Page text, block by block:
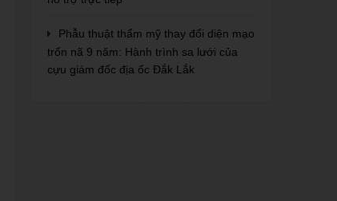
Phẫu thuật thẩm mỹ thay đổi diện mạo
trốn nã 9 năm: Hành trình sa lưới của
cựu giám đốc địa ốc Đắk Lắk